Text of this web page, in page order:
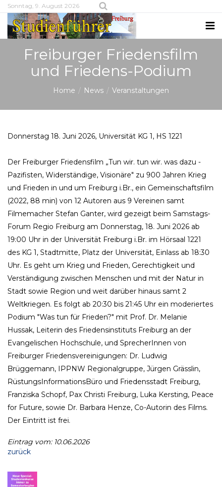
Sonntag, 9. August 2026
Freiburger Friedensfilm
und Friedens-Podium
Home News Veranstaltungen
Donnerstag 18. Juni 2026, Universität KG 1, HS 1221
Der Freiburger Friedensfilm „Tun wir. tun wir. was dazu -
Pazifisten, Widerständige, Visionäre" zu 900 Jahren Krieg
und Frieden in und um Freiburg i.Br., ein Gemeinschaftsfilm
(2022, 88 min) von 12 Autoren aus 9 Vereinen samt
Filmemacher Stefan Ganter, wird gezeigt beim Samstags-
Forum Regio Freiburg am Donnerstag, 18. Juni 2026 ab
19:00 Uhr in der Universität Freiburg i.Br. im Hörsaal 1221
des KG 1, Stadtmitte, Platz der Universität, Einlass ab 18:30
Uhr. Es geht um Krieg und Frieden, Gerechtigkeit und
Verständigung zwischen Menschen und mit der Natur in
Stadt sowie Region und weit darüber hinaus samt 2
Weltkriegen. Es folgt ab 20:30 bis 21:45 Uhr ein moderiertes
Podium "Was tun für Frieden?" mit Prof. Dr. Melanie
Hussak, Leiterin des Friedensinstituts Freiburg an der
Evangelischen Hochschule, und SprecherInnen von
Freiburger Friedensvereinigungen: Dr. Ludwig
Brüggemann, IPPNW Regionalgruppe, Jürgen Grässlin,
RüstungsInformationsBüro und Friedensstadt Freiburg,
Franziska Schopf, Pax Christi Freiburg, Luka Kersting, Peace
for Future, sowie Dr. Barbara Henze, Co-Autorin des Films.
Der Eintritt ist frei.
Eintrag vom: 10.06.2026
zurück